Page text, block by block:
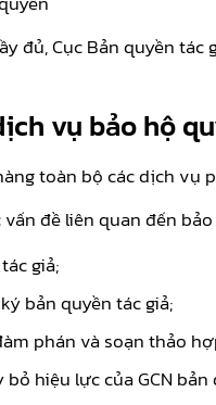
đủ, Cục Bản quyền
vụ bảo hộ
toàn bộ các dịch
đề liên quan đến
giả;
bản quyền tác giả;
phán và soạn thảo
hiệu lực của GCN bản